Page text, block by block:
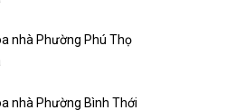
nhà Phường Phú Thọ
nhà Phường Bình Thới